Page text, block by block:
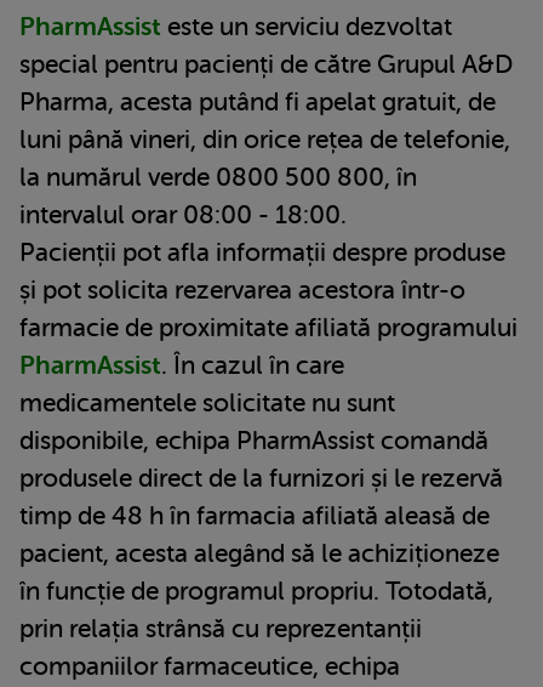
PharmAssist este un serviciu dezvoltat
special pentru pacienți de către Grupul A&D
Pharma, acesta putând fi apelat gratuit, de
luni până vineri, din orice rețea de telefonie,
la numărul verde 0800 500 800, în
intervalul orar 08:00 - 18:00.
Pacienții pot afla informații despre produse
și pot solicita rezervarea acestora într-o
farmacie de proximitate afiliată programului
PharmAssist. În cazul în care
medicamentele solicitate nu sunt
disponibile, echipa PharmAssist comandă
produsele direct de la furnizori și le rezervă
timp de 48 h în farmacia afiliată aleasă de
pacient, acesta alegând să le achiziționeze
în funcție de programul propriu. Totodată,
prin relația strânsă cu reprezentanții
companiilor farmaceutice, echipa